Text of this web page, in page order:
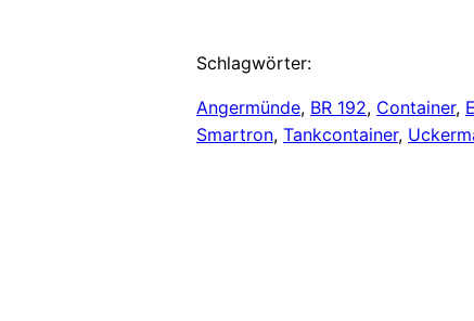
Schlagwörter:
Angermünde, BR 192, Container,
Smartron, Tankcontainer,